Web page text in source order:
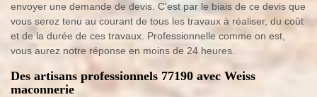
envoyer une demande de devis. C'est par le biais de ce devis que
vous serez tenu au courant de tous les travaux à réaliser, du coût
et de la durée de ces travaux. Professionnelle comme on est,
vous aurez notre réponse en moins de 24 heures.
Des artisans professionnels 77190 avec Weiss
maconnerie